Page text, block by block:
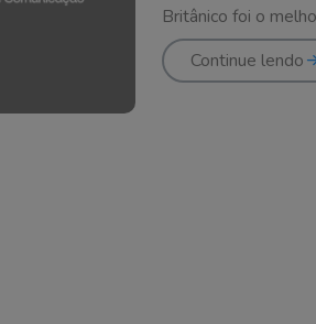
Britânico foi o
Continue lendo